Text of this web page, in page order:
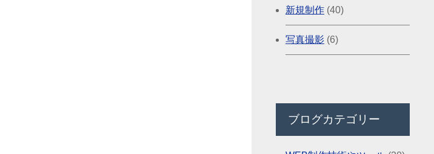
新規制作 (40)
写真撮影 (6)
ブログカテゴリー